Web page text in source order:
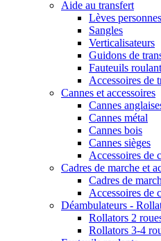
Aide au transfert
Lèves personnes
Sangles
Verticalisateurs
Guidons de
Fauteuils
Accessoires de
Cannes et accessoires
Cannes
Cannes métal
Cannes bois
Cannes sièges
Accessoires de
Cadres de marche et
Cadres de
Accessoires de
Déambulateurs -
Rollators 2
Rollators 3-4